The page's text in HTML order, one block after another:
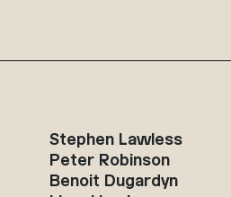
Stephen Lawless
Peter Robinson
Benoit Dugardyn